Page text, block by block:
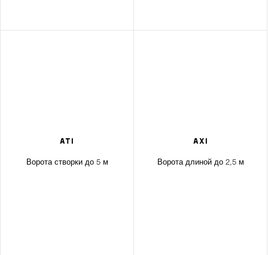
ATI
Ворота створки до 5 м
AXI
Ворота длиной до 2,5 м